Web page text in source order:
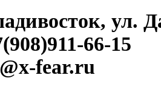
ул.
66-15
fear.ru